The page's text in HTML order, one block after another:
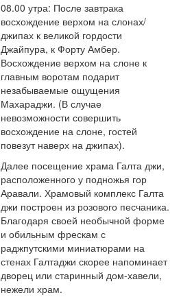
08.00 утра: После завтрака
восхождение верхом на слонах/
джипах к великой гордости
Джайпура, к Форту Амбер.
Восхождение верхом на слоне к
главным воротам подарит
незабываемые ощущения
Махараджи. (В случае
невозможности совершить
восхождение на слоне, гостей
повезут наверх на джипах).
Далее посещение храма Галта джи,
расположенного у подножья гор
Аравали. Храмовый комплекс Галта
джи построен из розового песчаника.
Благодаря своей необычной форме
и обильным фрескам с
раджпутскими миниатюрами на
стенах Галтаджи скорее напоминает
дворец или старинный дом-хавели,
нежели храм.